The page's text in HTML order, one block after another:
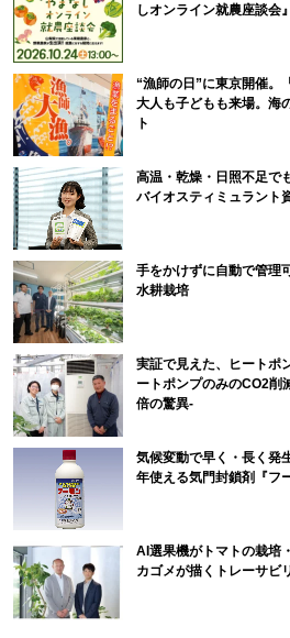
しオンライン就農座談会
“漁師の日”に東京開催。
大人も子どもも来場。海
ト
高温・乾燥・日照不足で
バイオスティミュラント
手をかけずに自動で管理
水耕栽培
実証で見えた、ヒートポ
ートポンプのみのCO2削
倍の驚異-
気候変動で早く・長く発
年使える気門封鎖剤『フ
AI選果機がトマトの栽培
カゴメが描くトレーサビ